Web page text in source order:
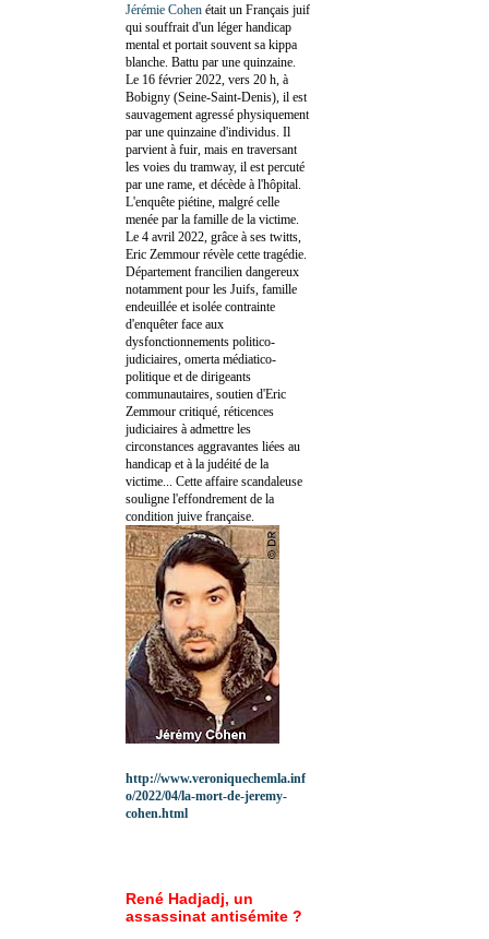
Jérémie Cohen était un Français juif
qui souffrait d'un léger handicap
mental et portait souvent sa kippa
blanche. Battu par une quinzaine.
Le 16 février 2022, vers 20 h, à
Bobigny (Seine-Saint-Denis), il est
sauvagement agressé physiquement
par une quinzaine d'individus. Il
parvient à fuir, mais en traversant
les voies du tramway, il est percuté
par une rame, et décède à l'hôpital.
L'enquête piétine, malgré celle
menée par la famille de la victime.
Le 4 avril 2022, grâce à ses twitts,
Eric Zemmour révèle cette tragédie.
Département francilien dangereux
notamment pour les Juifs, famille
endeuillée et isolée contrainte
d'enquêter face aux
dysfonctionnements politico-
judiciaires, omerta médiatico-
politique et de dirigeants
communautaires, soutien d'Eric
Zemmour critiqué, réticences
judiciaires à admettre les
circonstances aggravantes liées au
handicap et à la judéité de la
victime... Cette affaire scandaleuse
souligne l'effondrement de la
condition juive française.
http://www.veroniquechemla.inf
o/2022/04/la-mort-de-jeremy-
cohen.html
René Hadjadj, un
assassinat antisémite ?